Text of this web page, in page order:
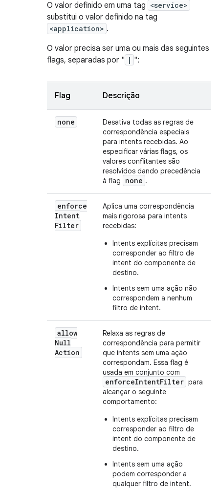
O valor definido em uma tag <service>
substitui o valor definido na tag
<application> .
O valor precisa ser uma ou mais das seguintes
flags, separadas por " | ":
Flag Descrição
none
Desativa todas as regras de
correspondência especiais
para intents recebidas. Ao
especificar várias flags, os
valores conflitantes são
resolvidos dando precedência
à flag
none .
enforce
Intent
Filter
Aplica uma correspondência
mais rigorosa para intents
recebidas:
Intents explícitas precisam
corresponder ao filtro de
intent do componente de
destino.
Intents sem uma ação não
correspondem a nenhum
filtro de intent.
allow
Null
Action
Relaxa as regras de
correspondência para permitir
que intents sem uma ação
correspondam. Essa flag é
usada em conjunto com
enforceIntentFilter para
alcançar o seguinte
comportamento:
Intents explícitas precisam
corresponder ao filtro de
intent do componente de
destino.
Intents sem uma ação
podem corresponder a
qualquer filtro de intent.